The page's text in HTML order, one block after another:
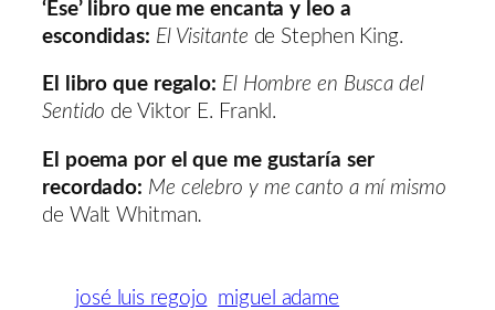
‘Ese’ libro que me encanta y leo a
escondidas: El Visitante de Stephen King.
El libro que regalo: El Hombre en Busca del
Sentido de Viktor E. Frankl.
El poema por el que me gustaría ser
recordado: Me celebro y me canto a mí mismo
de Walt Whitman.
josé luis regojo miguel adame